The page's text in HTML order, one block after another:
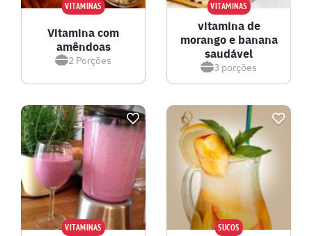
VITAMINAS
Vitamina com
amêndoas
2 Porções
VITAMINAS
vitamina de
morango e banana
saudável
3 porções
VITAMINAS SUCOS